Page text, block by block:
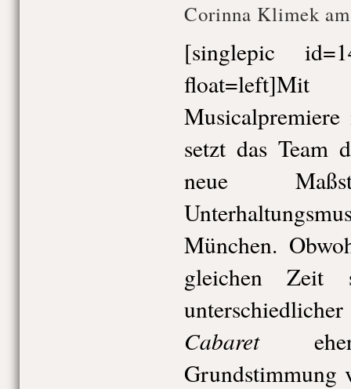
Corinna Klimek
[singlepic
setzt das Team
neue
München.
gleichen Zeit
Cabareteher
Grundstimmung